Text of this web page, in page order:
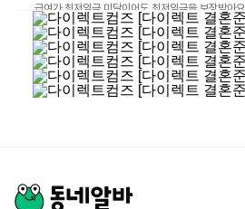
급여가 최저임금 미달이어도 최저임금을 보장받아요